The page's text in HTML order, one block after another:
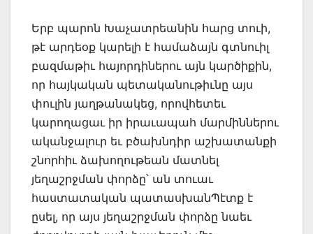
Երբ պարոն Խաչատրեանին հարց տուի,
թէ արդեօք կարելի է համաձայն գտնուիլ
բազմաթիւ հայորդիներու այն կարծիքին,
որ հայկական պետականութիւնը այս
փուլին յաղթանակեց, որովհետեւ
կարողացաւ իր իրաւապահ մարմիններու
ականջալուր եւ բծախնդիր աշխատանքի
շնորհիւ ձախողութեան մատնել
յեղաշրջման փորձը՝ ան տուաւ
հաստատական պատասխանՊէտք է
ըսել, որ այս յեղաշրջման փորձը նաեւ